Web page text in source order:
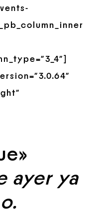
ayer ya